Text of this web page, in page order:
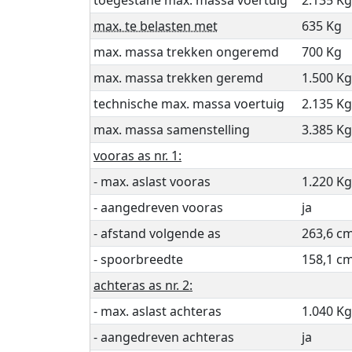
max. te belasten met
635 Kg
max. massa trekken ongeremd
700 Kg
max. massa trekken geremd
1.500 Kg
technische max. massa voertuig
2.135 Kg
max. massa samenstelling
3.385 Kg
vooras as nr. 1:
- max. aslast vooras
1.220 Kg
- aangedreven vooras
ja
- afstand volgende as
263,6
- spoorbreedte
158,1
achteras as nr. 2:
- max. aslast achteras
1.040 Kg
- aangedreven achteras
ja